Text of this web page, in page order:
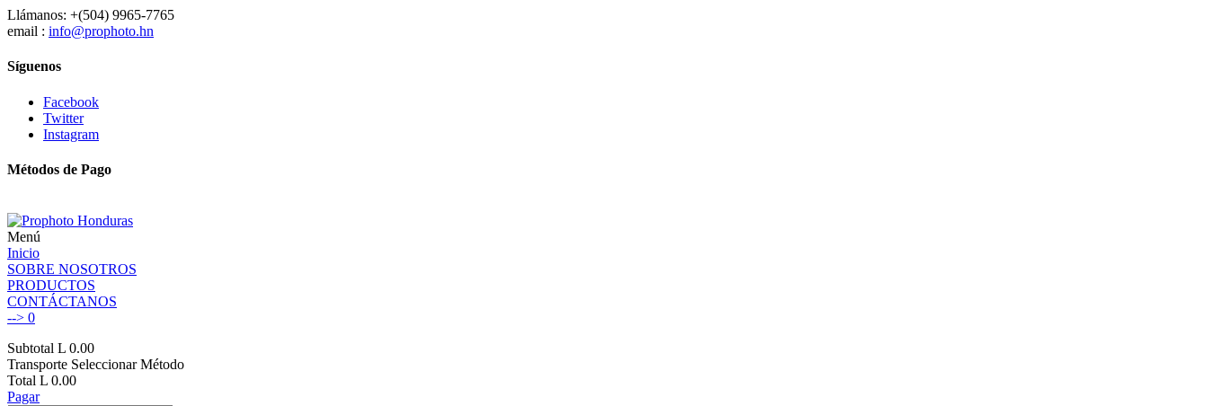
Llámanos: +(504) 9965-7765
email : info@prophoto.hn
Síguenos
Facebook
Twitter
Instagram
Métodos de Pago
Menú
Inicio
SOBRE NOSOTROS
PRODUCTOS
CONTÁCTANOS
--> 0
Subtotal L 0.00
Transporte Seleccionar Método
Total L 0.00
Pagar